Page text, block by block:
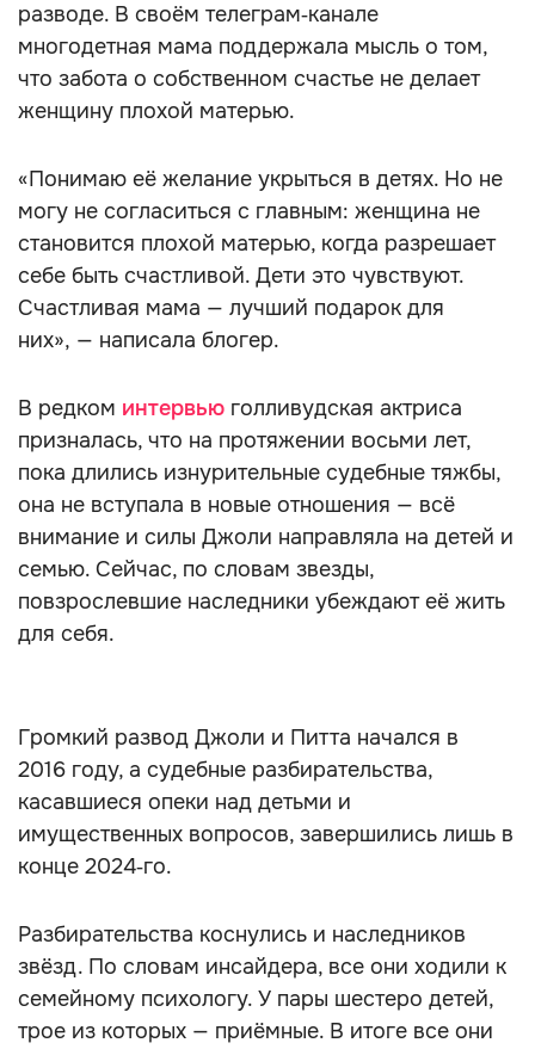
разводе. В своём телеграм‑канале
многодетная мама поддержала мысль о том,
что забота о собственном счастье не делает
женщину плохой матерью.
«Понимаю её желание укрыться в детях. Но не
могу не согласиться с главным: женщина не
становится плохой матерью, когда разрешает
себе быть счастливой. Дети это чувствуют.
Счастливая мама — лучший подарок для
них», — написала блогер.
В редком интервью голливудская актриса
призналась, что на протяжении восьми лет,
пока длились изнурительные судебные тяжбы,
она не вступала в новые отношения — всё
внимание и силы Джоли направляла на детей и
семью. Сейчас, по словам звезды,
повзрослевшие наследники убеждают её жить
для себя.
Громкий развод Джоли и Питта начался в
2016 году, а судебные разбирательства,
касавшиеся опеки над детьми и
имущественных вопросов, завершились лишь в
конце 2024‑го.
Разбирательства коснулись и наследников
звёзд. По словам инсайдера, все они ходили к
семейному психологу. У пары шестеро детей,
трое из которых — приёмные. В итоге все они